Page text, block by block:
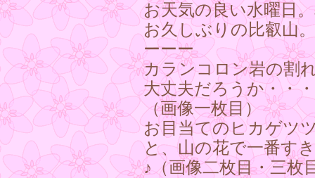
お天気の良い水曜日
お久しぶりの比叡山
ーーー
カランコロン岩の割
大丈夫だろうか・・
（画像一枚目）
お目当てのヒカゲツ
と、山の花で一番す
♪（画像二枚目・三枚